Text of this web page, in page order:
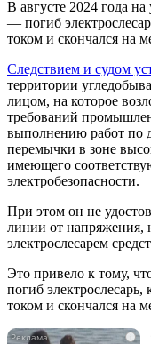
В августе 2024 года
— погиб
током и скончался на
Следствием и судом
территории
лицом, на которое
требований
выполнению работ по
перемычки в зоне
имеющего
электробезопасности.
При этом он не
линии от напряжения,
электрослесарем
Это привело к тому,
погиб
током и скончался на
i